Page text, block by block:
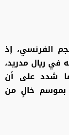
الفرنسي، إذ
في ريال مدريد،
شدد على أن
بموسم خالٍ من